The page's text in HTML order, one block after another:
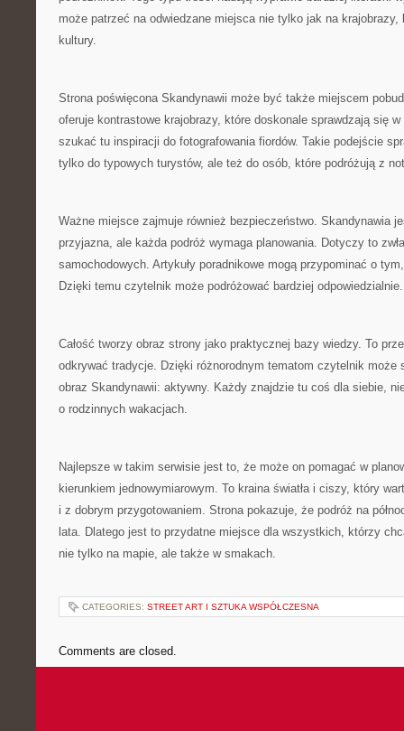
może patrzeć na odwiedzane miejsca nie tylko jak na
kultury.
Strona poświęcona Skandynawii może być także miejscem
oferuje kontrastowe krajobrazy, które doskonale sprawdzają się
szukać tu inspiracji do fotografowania fiordów. Takie podejście
tylko do typowych turystów, ale też do osób, które podróżują z
Ważne miejsce zajmuje również bezpieczeństwo. Skandynawia
przyjazna, ale każda podróż wymaga planowania. Dotyczy to
samochodowych. Artykuły poradnikowe mogą przypominać o
Dzięki temu czytelnik może podróżować bardziej odpowiedzialnie.
Całość tworzy obraz strony jako praktycznej bazy wiedzy. To
odkrywać tradycje. Dzięki różnorodnym tematom czytelnik może
obraz Skandynawii: aktywny. Każdy znajdzie tu coś dla siebie,
o rodzinnych wakacjach.
Najlepsze w takim serwisie jest to, że może on pomagać w
kierunkiem jednowymiarowym. To kraina światła i ciszy, który
i z dobrym przygotowaniem. Strona pokazuje, że podróż na
lata. Dlatego jest to przydatne miejsce dla wszystkich, którzy
nie tylko na mapie, ale także w smakach.
CATEGORIES: STREET ART I SZTUKA WSPÓŁCZESNA
Comments are closed.